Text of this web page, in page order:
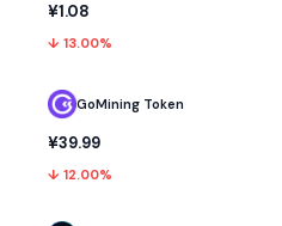
¥1.08
↓ 13.00%
GoMining Token
¥39.99
↓ 12.00%